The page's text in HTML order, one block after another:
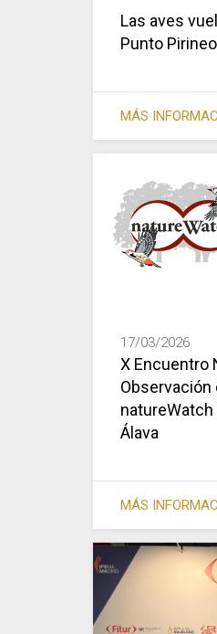
Las aves
Punto
MÁS
17/03/2026
X Encuentro
Observación
Álava
MÁS